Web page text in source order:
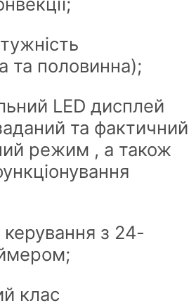
та половинна);
LED дисплей
та фактичний
режим , а також
з 24-
клас